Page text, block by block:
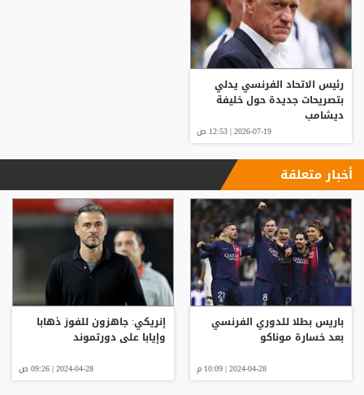
رئيس الاتحاد الفرنسي يدلي
بتصريحات جديدة حول خليفة
ديشامب
2026-07-19 | 12:53 ص
أخبار متعلقة
باريس بطلا للدوري الفرنسي
بعد خسارة موناكو
2024-04-28 | 10:09 م
إنريكي: جاهزون للفوز ذهابا
وإيابا على دورتموند
2024-04-28 | 09:26 ص